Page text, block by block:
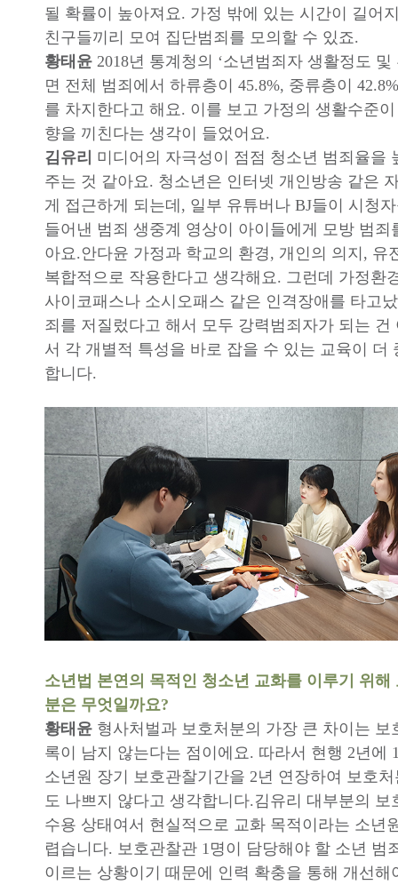
될 확률이 높아져요. 가정 밖에 있는 시간이 길어
친구들끼리 모여 집단범죄를 모의할 수 있죠.
황태윤 2018년 통계청의 ‘소년범죄자 생활정도 및
면 전체 범죄에서 하류층이 45.8%, 중류층이
를 차지한다고 해요. 이를 보고 가정의 생활수준
향을 끼친다는 생각이 들었어요.
김유리 미디어의 자극성이 점점 청소년 범죄율을
주는 것 같아요. 청소년은 인터넷 개인방송 같은
게 접근하게 되는데, 일부 유튜버나 BJ들이 시청
들어낸 범죄 생중계 영상이 아이들에게 모방 범죄
아요.안다윤 가정과 학교의 환경, 개인의 의지, 유
복합적으로 작용한다고 생각해요. 그런데 가정환
사이코패스나 소시오패스 같은 인격장애를 타고
죄를 저질렀다고 해서 모두 강력범죄자가 되는 건
서 각 개별적 특성을 바로 잡을 수 있는 교육이 더
합니다.
소년법 본연의 목적인 청소년 교화를 이루기 위해
분은 무엇일까요?
황태윤 형사처벌과 보호처분의 가장 큰 차이는 보
록이 남지 않는다는 점이에요. 따라서 현행 2년에
소년원 장기 보호관찰기간을 2년 연장하여 보호
도 나쁘지 않다고 생각합니다.김유리 대부분의 보
수용 상태여서 현실적으로 교화 목적이라는 소년
렵습니다. 보호관찰관 1명이 담당해야 할 소년 범
이르는 상황이기 때문에 인력 확충을 통해 개선해